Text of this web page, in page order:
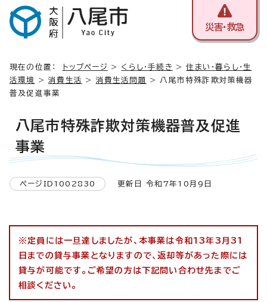
災害・救急
現在の位置： トップページ > くらし・手続き >住まい・暮らし・生
活環境
>消費生活 > 消費生活問題
> 八尾市特殊詐欺対策機器
普及促進事業
八尾市特殊詐欺対策機器普及促進
事業
ページID1002830 更新日 令和7年10月9日
※定員には一旦達しましたが、本事業は令和13年3月31
日までの貸与事業となりますので、返却等があった際には
貸与が可能です。ご希望の方は下記問い合わせ先までご
相談ください。